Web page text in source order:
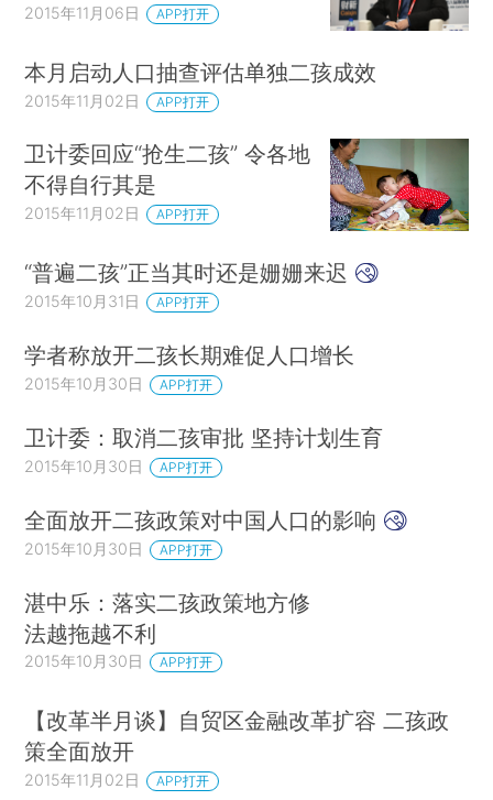
2015年11月06日 APP打开
本月启动人口抽查评估单独二孩成效
2015年11月02日 APP打开
卫计委回应“抢生二孩” 令各地
不得自行其是
2015年11月02日 APP打开
“普遍二孩”正当其时还是姗姗来迟
2015年10月31日 APP打开
学者称放开二孩长期难促人口增长
2015年10月30日 APP打开
卫计委：取消二孩审批 坚持计划生育
2015年10月30日 APP打开
全面放开二孩政策对中国人口的影响
2015年10月30日 APP打开
湛中乐：落实二孩政策地方修
法越拖越不利
2015年10月30日 APP打开
【改革半月谈】自贸区金融改革扩容 二孩政
策全面放开
2015年11月02日 APP打开